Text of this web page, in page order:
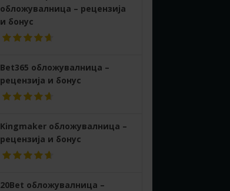
обложувалница – рецензија
и бонус
Bet365 обложувалница –
рецензија и бонус
Kingmaker обложувалница –
рецензија и бонус
20Bet обложувалница –